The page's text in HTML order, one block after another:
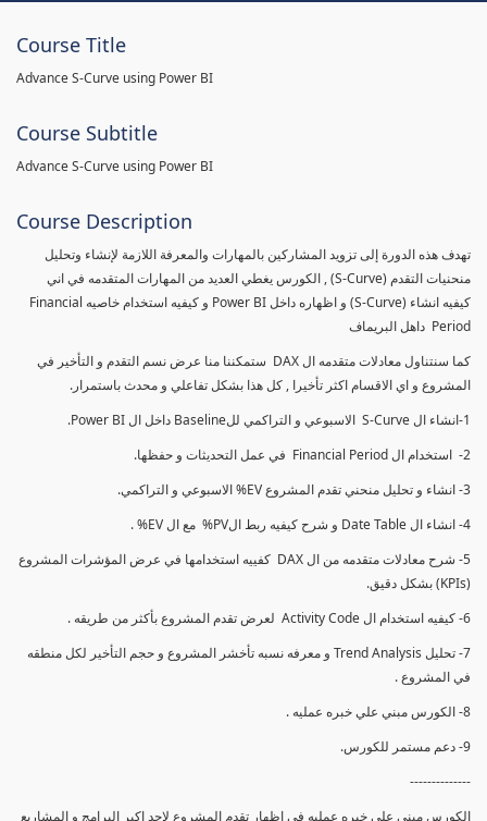
Course Title
Advance S-Curve using Power BI
Course Subtitle
Advance S-Curve using Power BI
Course Description
تهدف هذه الدورة إلى تزويد المشاركين بالمهارات والمعرفة اللازمة لإنشاء وتحليل
منحنيات التقدم (S-Curve) , الكورس يغطي العديد من المهارات المتقدمه في اني
كيفيه انشاء (S-Curve) و اظهاره داخل Power BI و كيفيه استخدام خاصيه Financial
Period داهل البريماف
كما سنتناول معادلات متقدمه ال DAX ستمكننا منا عرض نسم التقدم و التأخير في
المشروع و اي الاقسام اكثر تأخيرا , كل هذا بشكل تفاعلي و محدث باستمرار.
1-انشاء ال S-Curve الاسبوعي و التراكمي للBaseline داخل ال Power BI.
2- استخدام ال Financial Period في عمل التحديثات و حفظها.
3- انشاء و تحليل منحني تقدم المشروع EV% الاسبوعي و التراكمي.
4- انشاء ال Date Table و شرح كيفيه ربط الPV% مع ال EV% .
5- شرح معادلات متقدمه من ال DAX كفييه استخدامها في عرض المؤشرات المشروع
(KPIs) بشكل دقيق.
6- كيفيه استخدام ال Activity Code لعرض تقدم المشروع بأكثر من طريقه .
7- تحليل Trend Analysis و معرفه نسبه تأخشر المشروع و حجم التأخير لكل منطقه
في المشروع .
8- الكورس مبني علي خبره عمليه .
9- دعم مستمر للكورس.
--------------
الكورس مبني علي خبره عمليه في اظهار تقدم المشروع لاحد اكبر البرامج و المشاريع